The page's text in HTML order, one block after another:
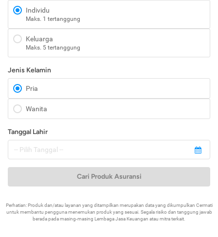
Individu
Maks. 1 tertanggung
Keluarga
Maks. 5 tertanggung
Jenis Kelamin
Pria
Wanita
Tanggal Lahir
Cari Produk Asuransi
Perhatian: Produk dan/atau layanan yang ditampilkan merupakan data yang dikumpulkan Cermati
untuk membantu pengguna menemukan produk yang sesuai. Segala risiko dan tanggung jawab
berada pada masing-masing Lembaga Jasa Keuangan atau mitra terkait.